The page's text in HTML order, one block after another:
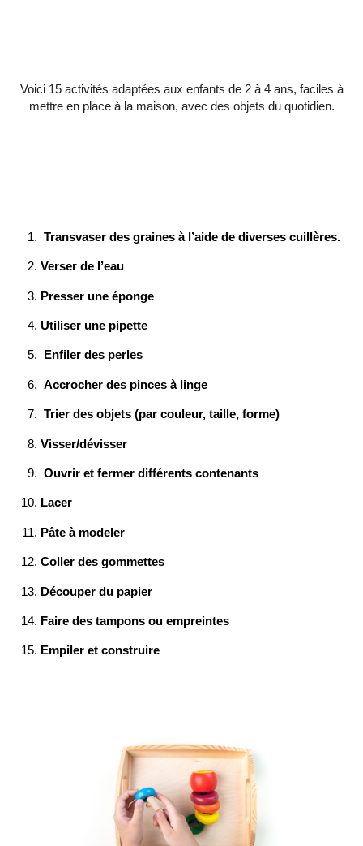
Voici 15 activités adaptées aux enfants de 2 à 4 ans, faciles à
mettre en place à la maison, avec des objets du quotidien.
Transvaser des graines à l’aide de diverses cuillères.
Verser de l’eau
Presser une éponge
Utiliser une pipette
Enfiler des perles
Accrocher des pinces à linge
Trier des objets (par couleur, taille, forme)
Visser/dévisser
Ouvrir et fermer différents contenants
Lacer
Pâte à modeler
Coller des gommettes
Découper du papier
Faire des tampons ou empreintes
Empiler et construire